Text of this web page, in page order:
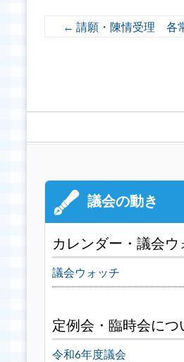
← 請願・陳情受理 各
カレンダー・議会ウ
議会ウォッチ
定例会・臨時会につ
令和6年度議会